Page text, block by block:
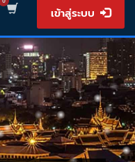
เข้าสู่ระบบ